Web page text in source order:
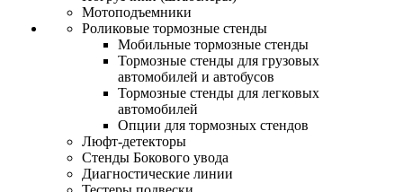
Мотоподъемники
Роликовые тормозные стенды
Мобильные тормозные стенды
Тормозные стенды для грузовых
автомобилей и автобусов
Тормозные стенды для легковых
автомобилей
Опции для тормозных стендов
Люфт-детекторы
Стенды Бокового увода
Диагностические линии